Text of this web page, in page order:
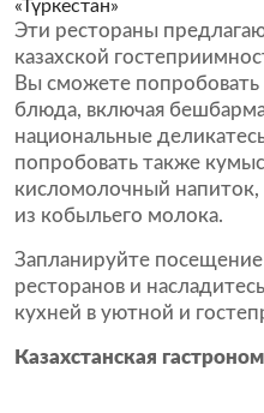
«Түркестан»
Эти рестораны
казахской
Вы сможете попробовать
блюда, включая
национальные
попробовать также
кисломолочный напиток,
из кобыльего молока.
Запланируйте
ресторанов и
кухней в уютной и
Казахстанская